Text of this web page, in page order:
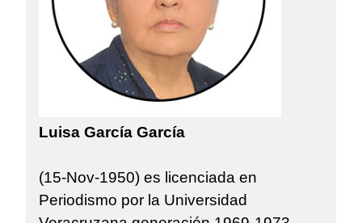
Luisa García García
(15-Nov-1950) es licenciada en
Periodismo por la Universidad